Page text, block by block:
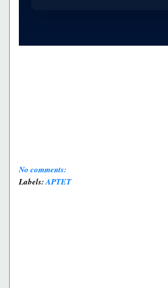
No comments:
Labels:APTET